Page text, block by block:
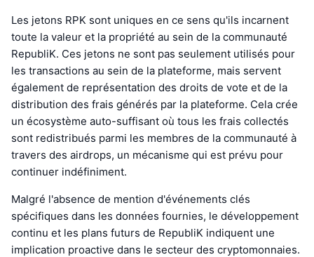
Les jetons RPK sont uniques en ce sens qu'ils incarnent
toute la valeur et la propriété au sein de la communauté
RepubliK. Ces jetons ne sont pas seulement utilisés pour
les transactions au sein de la plateforme, mais servent
également de représentation des droits de vote et de la
distribution des frais générés par la plateforme. Cela crée
un écosystème auto-suffisant où tous les frais collectés
sont redistribués parmi les membres de la communauté à
travers des airdrops, un mécanisme qui est prévu pour
continuer indéfiniment.
Malgré l'absence de mention d'événements clés
spécifiques dans les données fournies, le développement
continu et les plans futurs de RepubliK indiquent une
implication proactive dans le secteur des cryptomonnaies.